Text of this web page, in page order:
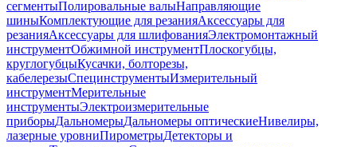
сегментыПолировальные валыНаправляющие
шиныКомплектующие для резанияАксессуары для
резанияАксессуары для шлифованияЭлектромонтажный
инструментОбжимной инструментПлоскогубцы,
круглогубцыКусачки, болторезы,
кабелерезыСпецинструментыИзмерительный
инструментМерительные
инструментыЭлектроизмерительные
приборыДальномерыДальномеры оптическиеНивелиры,
лазерные уровниПирометрыДетекторы и